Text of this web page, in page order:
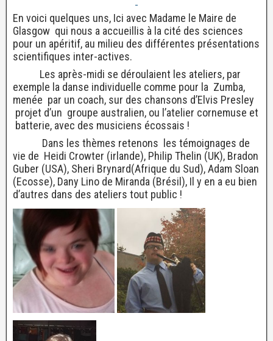
En voici quelques uns, Ici avec Madame le Maire de
Glasgow qui nous a accueillis à la cité des sciences
pour un apéritif, au milieu des différentes présentations
scientifiques inter-actives.
Les après-midi se déroulaient les ateliers, par
exemple la danse individuelle comme pour la Zumba,
menée par un coach, sur des chansons d’Elvis Presley
projet d’un groupe australien, ou l’atelier cornemuse et
batterie, avec des musiciens écossais !
Dans les thèmes retenons les témoignages de
vie de Heidi Crowter (irlande), Philip Thelin (UK), Bradon
Guber (USA), Sheri Brynard(Afrique du Sud), Adam Sloan
(Ecosse), Dany Lino de Miranda (Brésil), Il y en a eu bien
d’autres dans des ateliers tout public !